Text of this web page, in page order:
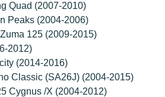
Quad (2007-2010)
Peaks (2004-2006)
125 (2009-2015)
2012)
(2014-2016)
Classic (SA26J) (2004-2015)
Cygnus /X (2004-2012)